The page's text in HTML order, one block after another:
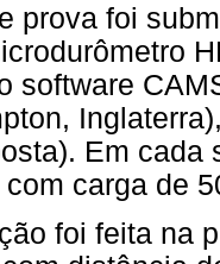
prova foi
software
Em
carga de
foi feita na